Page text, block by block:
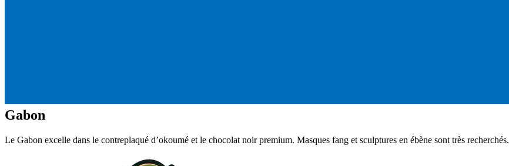
Gabon
Le Gabon excelle dans le contreplaqué d’okoumé et le chocolat noir premium. Masques fang et sculptures en ébène sont très recherchés.